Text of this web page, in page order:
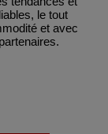
le tout
et avec